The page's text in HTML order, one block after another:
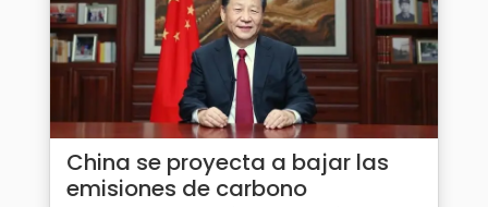
China se proyecta a bajar las
emisiones de carbono